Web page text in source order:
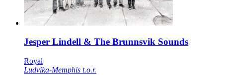
Jesper Lindell & The Brunnsvik Sounds
Royal
Ludvika-Memphis t.o.r.